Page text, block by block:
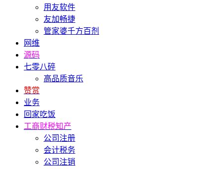
用友软件
友加畅捷
管家婆千方百剂
网维
源码
七零八碎
高品质音乐
赞赏
业务
回家吃饭
工商财税知产
公司注册
会计税务
公司注销